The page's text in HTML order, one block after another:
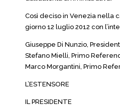
Così deciso in Venezia nella
giorno 12 luglio 2012 con
Giuseppe Di Nunzio,
Stefano Mielli, Primo
Marco Morgantini, Primo
L’ESTENSORE
IL PRESIDENTE